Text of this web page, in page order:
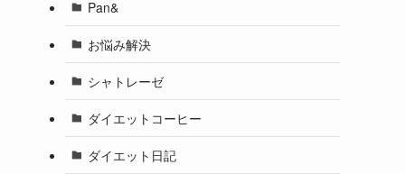
Pan&
お悩み解決
シャトレーゼ
ダイエットコーヒー
ダイエット日記